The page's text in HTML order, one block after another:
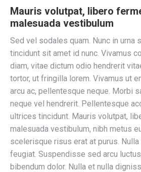
Mauris volutpat, libero
malesuada vestibulum
Sed vel sodales quam. Nunc in urna
tincidunt sit amet id nunc. Vivamus
diam, vitae dictum odio hendrerit
tortor, ut fringilla lorem. Vivamus ut
arcu ac, pellentesque neque. Morbi
neque vel hendrerit. Pellentesque
ultrices tincidunt. Mauris volutpat,
malesuada vestibulum, nibh metus
scelerisque risus erat at purus.
feugiat. Suspendisse sed arcu
bibendum dolor. Nulla et nulla